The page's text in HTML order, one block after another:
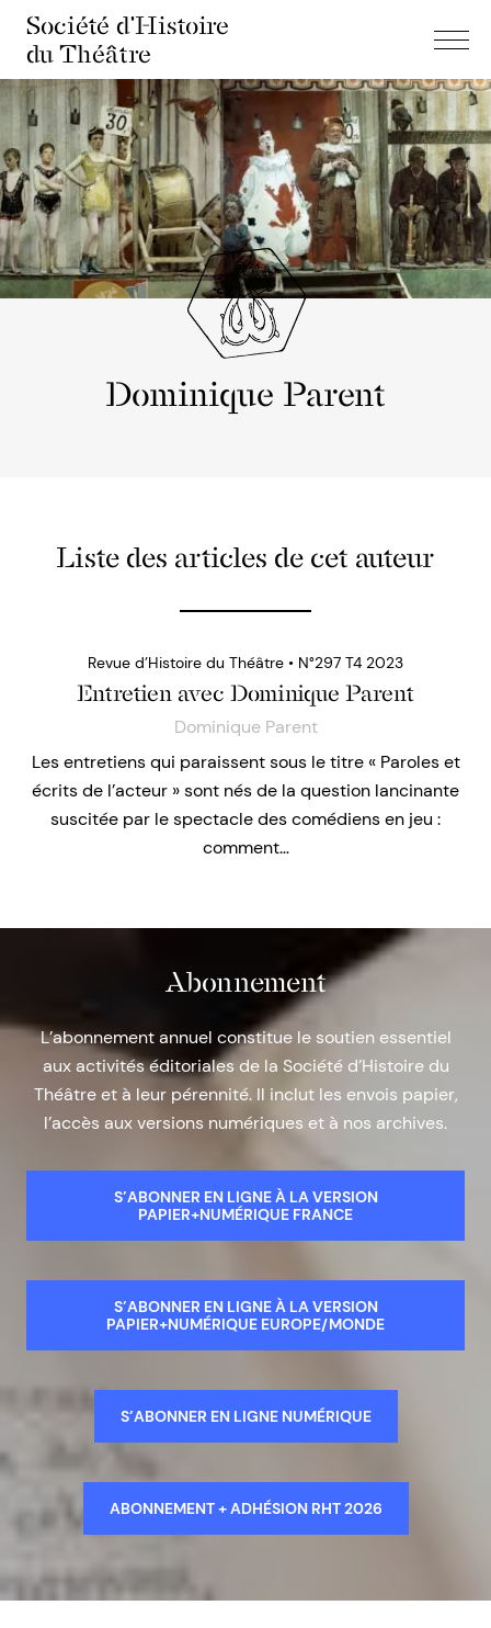
Société d'Histoire
du Théâtre
Dominique Parent
Liste des articles de cet auteur
Revue d’Histoire du Théâtre • N°297 T4 2023
Entretien avec Dominique Parent
Dominique Parent
Les entretiens qui paraissent sous le titre « Paroles et
écrits de l’acteur » sont nés de la question lancinante
suscitée par le spectacle des comédiens en jeu :
comment…
Abonnement
L’abonnement annuel constitue le soutien essentiel
aux activités éditoriales de la Société d’Histoire du
Théâtre et à leur pérennité. Il inclut les envois papier,
l’accès aux versions numériques et à nos archives.
S’ABONNER EN LIGNE À LA VERSION
PAPIER+NUMÉRIQUE FRANCE
S’ABONNER EN LIGNE À LA VERSION
PAPIER+NUMÉRIQUE EUROPE/MONDE
S’ABONNER EN LIGNE NUMÉRIQUE
ABONNEMENT + ADHÉSION RHT 2026